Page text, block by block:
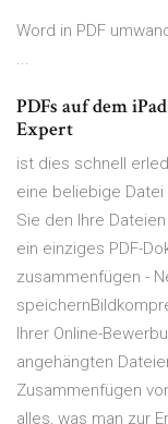
Word in PDF
...
PDFs auf dem
Expert
ist dies schnell
eine beliebige Datei
Sie den Ihre
ein einziges PDF-
zusammenfügen -
Ihrer Online-
angehängten
Zusammenfügen
alles, was man zur